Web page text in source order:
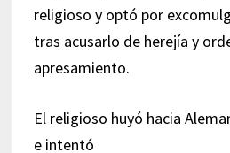
religioso y optó por
tras acusarlo de herejía y
apresamiento.
El religioso huyó hacia
e intentó